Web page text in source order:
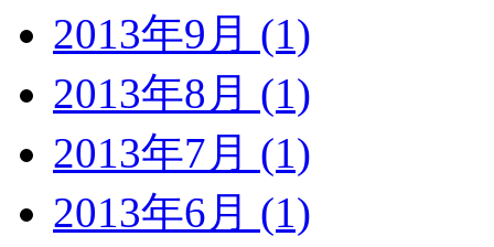
2013年9月 (1)
2013年8月 (1)
2013年7月 (1)
2013年6月 (1)